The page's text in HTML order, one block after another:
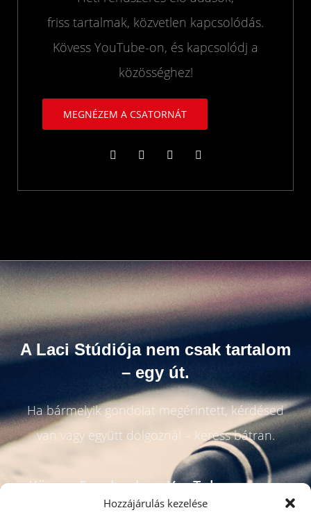
Hozzájárulás kezelése
friss tartalmak, közvetlen kapcsolódás.
Kövess YouTube-on, és kapcsolódj a
közösséghez!
MEGNÉZEM A CSATORNÁT
A Laci Stúdiója nem csak tartalom
– egy út.
Ha bármelyik gondolat megérintett, kérdésed
van vagy együtt dolgoznál – keress bátran.
Kövess Facebookon, YouTube-on vagy
hallgass bele a podcastba!